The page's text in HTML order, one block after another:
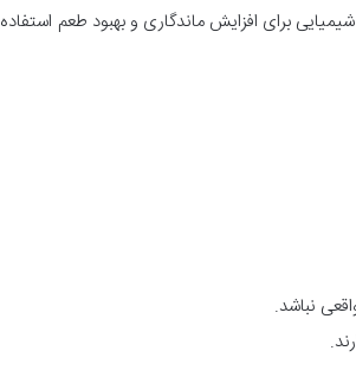
برای افزایش ماندگاری و بهبود طعم استفاده
نباشد.